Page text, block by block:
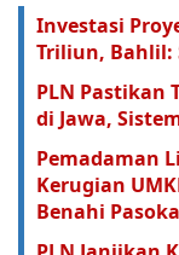
Investasi
Triliun, Bahlil:
PLN Pastikan
di Jawa,
Pemadaman
Kerugian
Benahi